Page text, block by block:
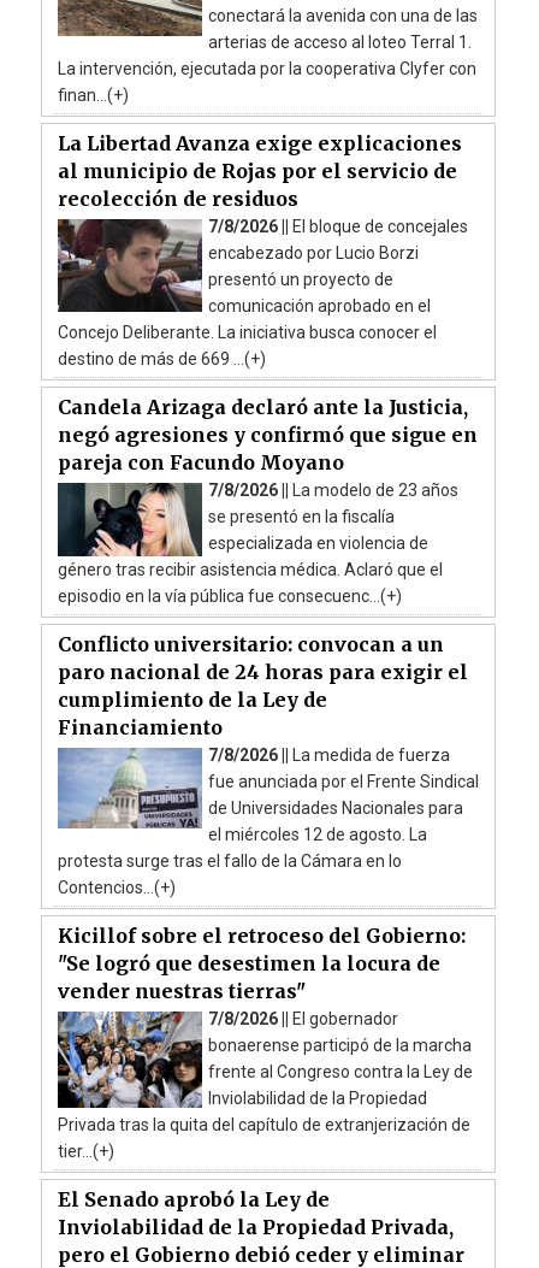
conectará la avenida con una de las
arterias de acceso al loteo Terral 1.
La intervención, ejecutada por la cooperativa Clyfer con
finan...(+)
La Libertad Avanza exige explicaciones
al municipio de Rojas por el servicio de
recolección de residuos
7/8/2026 ||
El bloque de concejales
encabezado por Lucio Borzi
presentó un proyecto de
comunicación aprobado en el
Concejo Deliberante. La iniciativa busca conocer el
destino de más de 669 ...(+)
Candela Arizaga declaró ante la Justicia,
negó agresiones y confirmó que sigue en
pareja con Facundo Moyano
7/8/2026 ||
La modelo de 23 años
se presentó en la fiscalía
especializada en violencia de
género tras recibir asistencia médica. Aclaró que el
episodio en la vía pública fue consecuenc...(+)
Conflicto universitario: convocan a un
paro nacional de 24 horas para exigir el
cumplimiento de la Ley de
Financiamiento
7/8/2026 ||
La medida de fuerza
fue anunciada por el Frente Sindical
de Universidades Nacionales para
el miércoles 12 de agosto. La
protesta surge tras el fallo de la Cámara en lo
Contencios...(+)
Kicillof sobre el retroceso del Gobierno:
"Se logró que desestimen la locura de
vender nuestras tierras"
7/8/2026 ||
El gobernador
bonaerense participó de la marcha
frente al Congreso contra la Ley de
Inviolabilidad de la Propiedad
Privada tras la quita del capítulo de extranjerización de
tier...(+)
El Senado aprobó la Ley de
Inviolabilidad de la Propiedad Privada,
pero el Gobierno debió ceder y eliminar